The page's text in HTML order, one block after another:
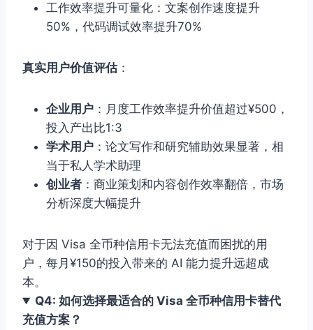
工作效率提升可量化：文案创作速度提升
50%，代码调试效率提升70%
真实用户价值评估：
企业用户 ：月度工作效率提升价值超过¥500，
投入产出比1:3
学术用户 ：论文写作和研究辅助效果显著，相
当于私人学术助理
创业者 ：商业策划和内容创作效率翻倍，市场
分析深度大幅提升
对于因 Visa 全币种信用卡无法充值而困扰的用
户，每月¥150的投入带来的 AI 能力提升远超成
本。
Q4: 如何选择最适合的 Visa 全币种信用卡替代
充值方案？